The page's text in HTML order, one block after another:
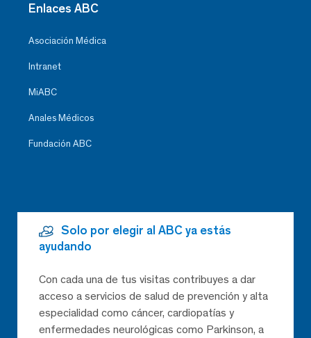
Enlaces ABC
Asociación Médica
Intranet
MiABC
Anales Médicos
Fundación ABC
Solo por elegir al ABC ya estás
ayudando
Con cada una de tus visitas contribuyes a dar
acceso a servicios de salud de prevención y alta
especialidad como cáncer, cardiopatías y
enfermedades neurológicas como Parkinson, a